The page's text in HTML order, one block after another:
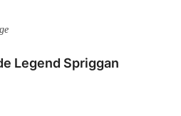
Legend Spriggan